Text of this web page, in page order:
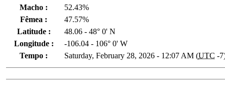
Macho :
52.43%
Fêmea :
47.57%
Latitude :
48.06 - 48° 0' N
Longitude :
-106.04 - 106° 0' W
Tempo :
Saturday, February 28, 2026 - 12:07 AM (UTC -